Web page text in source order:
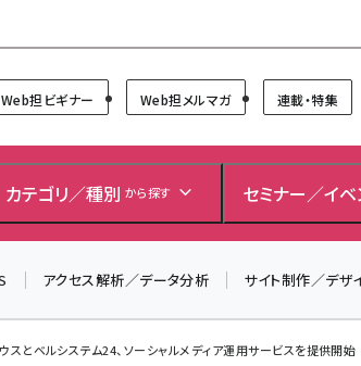
Web担ビギナー Web担メルマガ 連載・特集
カテゴリ／種別 から探す セミナー／イベ
アクセス解析／データ分析 サイト制作／デザ
スとベルシステム24、ソーシャルメディア運用サービスを提供開始